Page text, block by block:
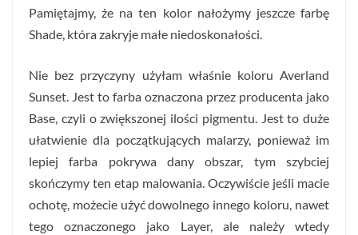
Pamiętajmy, że na ten kolor nałożymy jeszcze farbę
Shade, która zakryje małe niedoskonałości.
Nie bez przyczyny użyłam właśnie koloru Averland
Sunset. Jest to farba oznaczona przez producenta jako
Base, czyli o zwiększonej ilości pigmentu. Jest to duże
ułatwienie dla początkujących malarzy, ponieważ im
lepiej farba pokrywa dany obszar, tym szybciej
skończymy ten etap malowania. Oczywiście jeśli macie
ochotę, możecie użyć dowolnego innego koloru, nawet
tego oznaczonego jako Layer, ale należy wtedy